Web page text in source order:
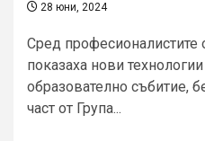
28 юни, 2024
Сред професионалистите
показаха нови
образователно събитие,
част от Група...